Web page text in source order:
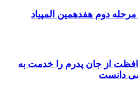
مرحله دوم هفدهمین المپیاد
از جان پدرم را خدمت به
دانست